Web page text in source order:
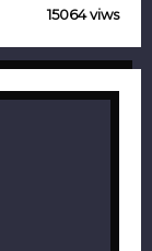
15064 viws